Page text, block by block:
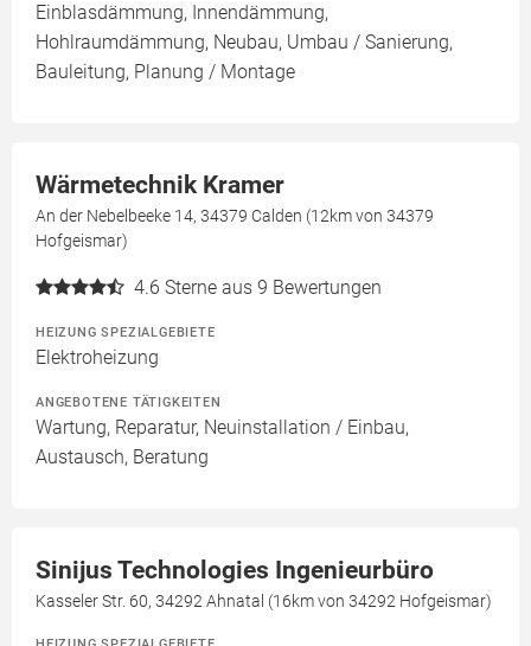
Einblasdämmung, Innendämmung,
Hohlraumdämmung, Neubau, Umbau / Sanierung,
Bauleitung, Planung / Montage
Wärmetechnik Kramer
An der Nebelbeeke 14, 34379 Calden (12km von 34379
Hofgeismar)
4.6 Sterne aus 9 Bewertungen
HEIZUNG SPEZIALGEBIETE
Elektroheizung
ANGEBOTENE TÄTIGKEITEN
Wartung, Reparatur, Neuinstallation / Einbau,
Austausch, Beratung
Sinijus Technologies Ingenieurbüro
Kasseler Str. 60, 34292 Ahnatal (16km von 34292 Hofgeismar)